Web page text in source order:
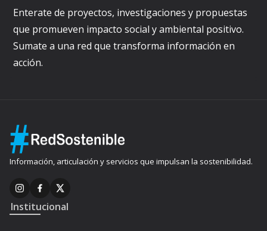
Enterate de proyectos, investigaciones y propuestas
que promueven impacto social y ambiental positivo.
Sumate a una red que transforma información en
acción.
Información, articulación y servicios que impulsan la sostenibilidad.
Institucional